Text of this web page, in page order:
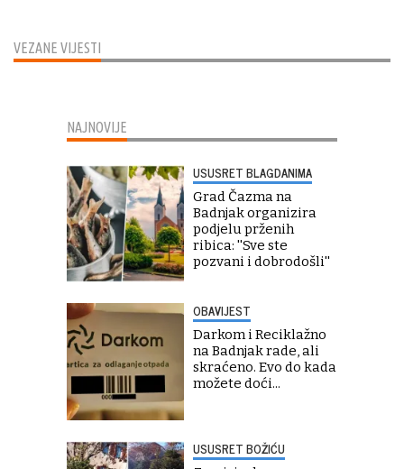
VEZANE VIJESTI
NAJNOVIJE
USUSRET BLAGDANIMA
Grad Čazma na
Badnjak organizira
podjelu prženih
ribica: ''Sve ste
pozvani i dobrodošli''
OBAVIJEST
Darkom i Reciklažno
na Badnjak rade, ali
skraćeno. Evo do kada
možete doći...
USUSRET BOŽIĆU